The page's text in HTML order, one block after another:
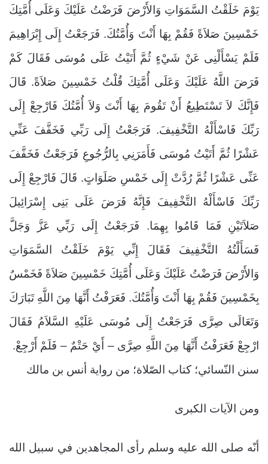
يَوْمَ خَلَقْتُ السَّمَوَاتِ وَالأَرْضَ فَرَضْتُ عَلَيْكَ وَعَلَى أُمَّتِكَ
خَمْسِينَ صَلاَةً فَقُمْ بِهَا أَنْتَ وَأُمَّتُكَ. فَرَجَعْتُ إِلَى إِبْرَاهِيمَ
فَلَمْ يَسْأَلْنِى عَنْ شَيْءٍ ثُمَّ أَتَيْتُ عَلَى مُوسَى فَقَالَ كَمْ
فَرَضَ اللَّهُ عَلَيْكَ وَعَلَى أُمَّتِكَ قُلْتُ خَمْسِينَ صَلاَةً. قَالَ
فَإِنَّكَ لاَ تَسْتَطِيعُ أَنْ تَقُومَ بِهَا أَنْتَ وَلاَ أُمَّتُكَ فَارْجِعْ إِلَى
رَبِّكَ فَاسْأَلْهُ التَّخْفِيفَ. فَرَجَعْتُ إِلَى رَبِّي فَخَفَّفَ عَنِّي
عَشْرًا ثُمَّ أَتَيْتُ مُوسَى فَأَمَرَنِي بِالرُّجُوعِ فَرَجَعْتُ فَخَفَّفَ
عَنِّى عَشْرًا ثُمَّ رُدَّتْ إِلَى خَمْسِ صَلَوَاتٍ. قَالَ فَارْجِعْ إِلَى
رَبِّكَ فَاسْأَلْهُ التَّخْفِيفَ فَإِنَّهُ فَرَضَ عَلَى بَنِى إِسْرَائِيلَ
صَلاَتَيْنِ فَمَا قَامُوا بِهِمَا. فَرَجَعْتُ إِلَى رَبِّي عَزَّ وَجَلَّ
فَسَأَلْتُهُ التَّخْفِيفَ فَقَالَ إِنِّي يَوْمَ خَلَقْتُ السَّمَوَاتِ
وَالأَرْضَ فَرَضْتُ عَلَيْكَ وَعَلَى أُمَّتِكَ خَمْسِينَ صَلاَةً فَخَمْسٌ
بِخَمْسِينَ فَقُمْ بِهَا أَنْتَ وَأُمَّتُكَ. فَعَرَفْتُ أَنَّهَا مِنَ اللَّهِ تَبَارَكَ
وَتَعَالَى صِرَّى فَرَجَعْتُ إِلَى مُوسَى عَلَيْهِ السَّلاَمُ فَقَالَ
ارْجِعْ فَعَرَفْتُ أَنَّهَا مِنَ اللَّهِ صِرَّى – أَيْ حَتْمٌ – فَلَمْ أَرْجِعْ.
سنن النّسائي؛ كتاب الصّلاة؛ من رواية أنس بن مالك
ومن الآيات الكبرى
أنّه صلى الله عليه وسلم رأى المجاهدين في سبيل الله